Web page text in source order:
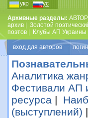
укр рус
Архивные разделы:
архив
Золотой
поэтов
Клубы АП Украины
вход для авторов
Аналитика
Фестивали АП
ресурса |
(выступлений)